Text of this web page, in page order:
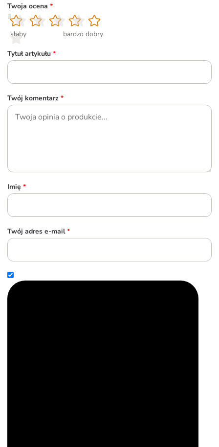
Twoja ocena *
1
słaby
2
3
4
5
bardzo dobry
Tytuł artykułu *
Twój komentarz *
Imię *
Twój adres e-mail *